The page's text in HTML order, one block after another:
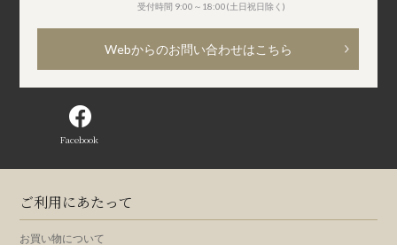
受付時間 9:00～18:00(土日祝日除く)
Webからのお問い合わせはこちら
Facebook
ご利用にあたって
お買い物について